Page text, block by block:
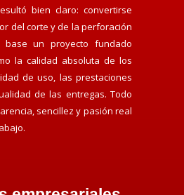
bien claro: convertirse
del corte y de la perforación
un proyecto fundado
la calidad absoluta de los
de uso, las prestaciones
de las entregas. Todo
sencillez y pasión real